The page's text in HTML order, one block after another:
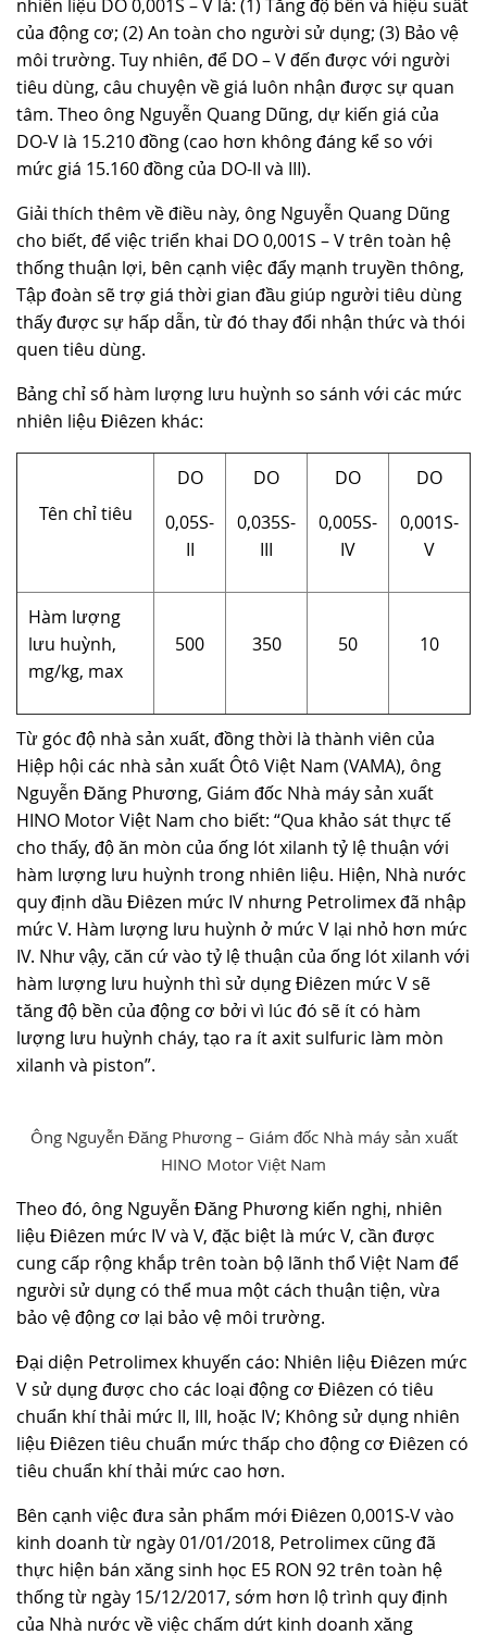
nhiên liệu DO 0,001S – V là: (1) Tăng độ bền và hiệu suất
của động cơ; (2) An toàn cho người sử dụng; (3) Bảo vệ
môi trường. Tuy nhiên, để DO – V đến được với người
tiêu dùng, câu chuyện về giá luôn nhận được sự quan
tâm. Theo ông Nguyễn Quang Dũng, dự kiến giá của
DO-V là 15.210 đồng (cao hơn không đáng kể so với
mức giá 15.160 đồng của DO-II và III).
Giải thích thêm về điều này, ông Nguyễn Quang Dũng
cho biết, để việc triển khai DO 0,001S – V trên toàn hệ
thống thuận lợi, bên cạnh việc đẩy mạnh truyền thông,
Tập đoàn sẽ trợ giá thời gian đầu giúp người tiêu dùng
thấy được sự hấp dẫn, từ đó thay đổi nhận thức và thói
quen tiêu dùng.
Bảng chỉ số hàm lượng lưu huỳnh so sánh với các mức
nhiên liệu Điêzen khác:
Tên chỉ tiêu
DO
0,05S-
II
DO
0,035S-
III
DO
0,005S-
IV
DO
0,001S-
V
Hàm lượng
lưu huỳnh,
mg/kg, max
500 350 50 10
Từ góc độ nhà sản xuất, đồng thời là thành viên của
Hiệp hội các nhà sản xuất Ôtô Việt Nam (VAMA), ông
Nguyễn Đăng Phương, Giám đốc Nhà máy sản xuất
HINO Motor Việt Nam cho biết: “Qua khảo sát thực tế
cho thấy, độ ăn mòn của ống lót xilanh tỷ lệ thuận với
hàm lượng lưu huỳnh trong nhiên liệu. Hiện, Nhà nước
quy định dầu Điêzen mức IV nhưng Petrolimex đã nhập
mức V. Hàm lượng lưu huỳnh ở mức V lại nhỏ hơn mức
IV. Như vậy, căn cứ vào tỷ lệ thuận của ống lót xilanh với
hàm lượng lưu huỳnh thì sử dụng Điêzen mức V sẽ
tăng độ bền của động cơ bởi vì lúc đó sẽ ít có hàm
lượng lưu huỳnh cháy, tạo ra ít axit sulfuric làm mòn
xilanh và piston”.
Ông Nguyễn Đăng Phương – Giám đốc Nhà máy sản xuất
HINO Motor Việt Nam
Theo đó, ông Nguyễn Đăng Phương kiến nghị, nhiên
liệu Điêzen mức IV và V, đặc biệt là mức V, cần được
cung cấp rộng khắp trên toàn bộ lãnh thổ Việt Nam để
người sử dụng có thể mua một cách thuận tiện, vừa
bảo vệ động cơ lại bảo vệ môi trường.
Đại diện Petrolimex khuyến cáo: Nhiên liệu Điêzen mức
V sử dụng được cho các loại động cơ Điêzen có tiêu
chuẩn khí thải mức II, III, hoặc IV; Không sử dụng nhiên
liệu Điêzen tiêu chuẩn mức thấp cho động cơ Điêzen có
tiêu chuẩn khí thải mức cao hơn.
Bên cạnh việc đưa sản phẩm mới Điêzen 0,001S-V vào
kinh doanh từ ngày 01/01/2018, Petrolimex cũng đã
thực hiện bán xăng sinh học E5 RON 92 trên toàn hệ
thống từ ngày 15/12/2017, sớm hơn lộ trình quy định
của Nhà nước về việc chấm dứt kinh doanh xăng